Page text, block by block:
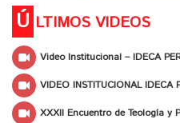
Ú LTIMOS VIDEOS
Video Institucional – IDECA
VIDEO INSTITUCIONAL IDECA
XXXII Encuentro de Teología